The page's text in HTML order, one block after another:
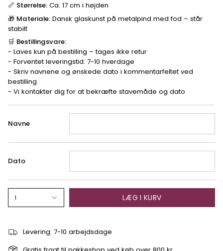
📏 Størrelse: Ca. 17 cm i højden
🎁 Materiale: Dansk glaskunst på metalpind med fod – står
stabilt
🛒 Bestillingsvare:
- Laves kun på bestilling – tages ikke retur
- Forventet leveringstid: 7-10 hverdage
- Skriv navnene og ønskede dato i kommentarfeltet ved
bestilling
- Vi kontakter dig for at bekræfte stavemåde og dato
Navne
Dato
1 LÆG I KURV
Levering: 7-10 arbejdsdage